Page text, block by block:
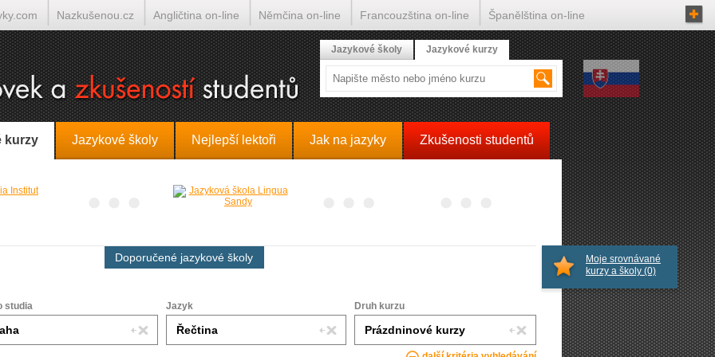
kurzy Jazykové školy Nejlepší lektoři Jak na jazyky Zkušenosti studentů
Doporučené jazykové školy
studia Jazyk Druh kurzu
Moje srovnávané
kurzy a školy (0)
Jazykové školy Jazykové kurzy
Nazkušenou.cz Angličtina on-line Němčina on-line Francouzština on-line Španělština on-line